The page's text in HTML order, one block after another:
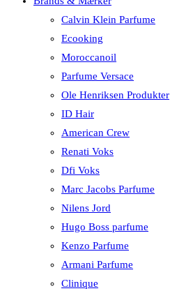
Calvin Klein Parfume
Ecooking
Moroccanoil
Parfume Versace
Ole Henriksen Produkter
ID Hair
American Crew
Renati Voks
Dfi Voks
Marc Jacobs Parfume
Nilens Jord
Hugo Boss parfume
Kenzo Parfume
Armani Parfume
Clinique